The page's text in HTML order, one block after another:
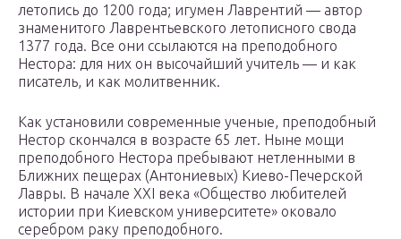
летопись до 1200 года; игумен Лаврентий — автор
знаменитого Лаврентьевского летописного свода
1377 года. Все они ссылаются на преподобного
Нестора: для них он высочайший учитель — и как
писатель, и как молитвенник.
Как установили современные ученые, преподобный
Нестор скончался в возрасте 65 лет. Ныне мощи
преподобного Нестора пребывают нетленными в
Ближних пещерах (Антониевых) Киево-Печерской
Лавры. В начале XXI века «Общество любителей
истории при Киевском университете» оковало
серебром раку преподобного.